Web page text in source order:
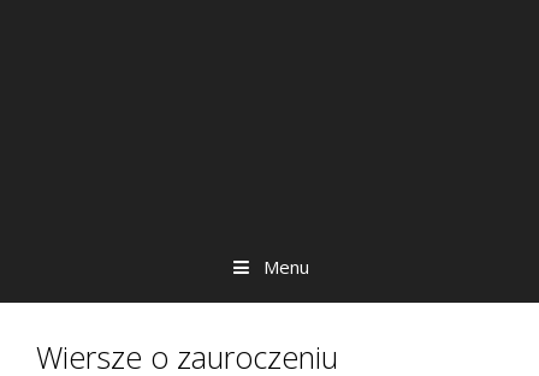
Menu
Wiersze o zauroczeniu